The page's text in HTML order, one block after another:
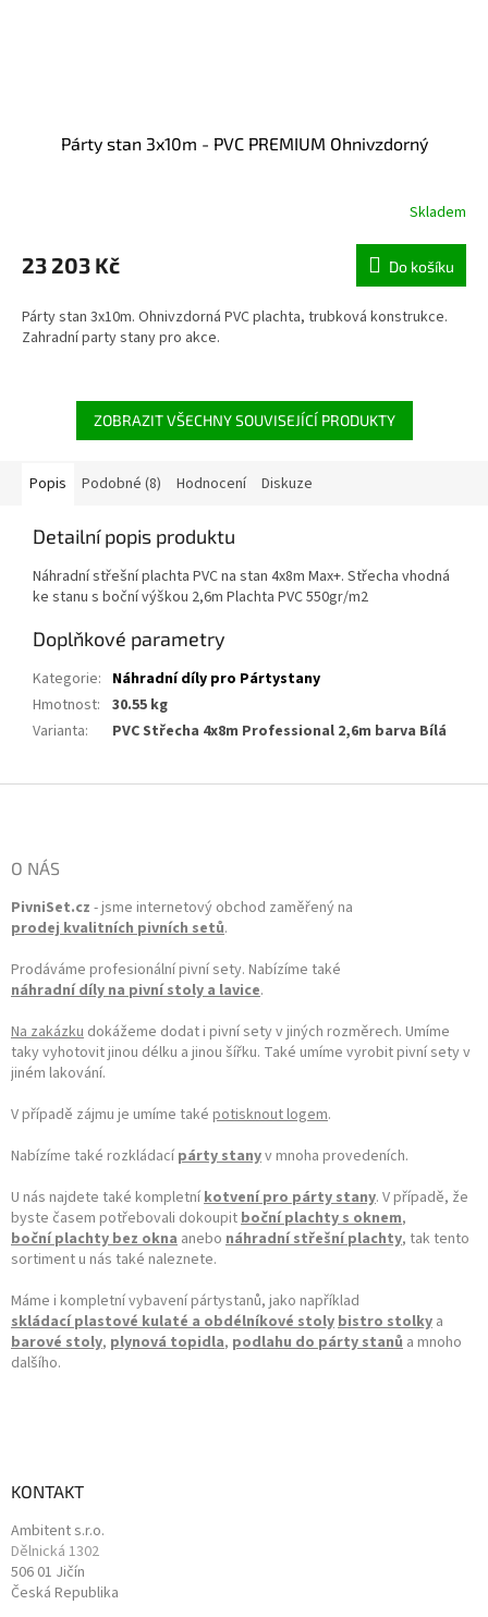
Párty stan 3x10m - PVC PREMIUM Ohnivzdorný
Skladem
23 203 Kč Do košíku
Párty stan 3x10m. Ohnivzdorná PVC plachta, trubková konstrukce.
Zahradní party stany pro akce.
ZOBRAZIT VŠECHNY SOUVISEJÍCÍ PRODUKTY
Popis Podobné (8) Hodnocení Diskuze
Detailní popis produktu
Náhradní střešní plachta PVC na stan 4x8m Max+. Střecha vhodná
ke stanu s boční výškou 2,6m Plachta PVC 550gr/m2
Doplňkové parametry
Kategorie: Náhradní díly pro Pártystany
Hmotnost: 30.55 kg
Varianta: PVC Střecha 4x8m Professional 2,6m barva Bílá
O NÁS
PivniSet.cz - jsme internetový obchod zaměřený na
prodej kvalitních pivních setů.
Prodáváme profesionální pivní sety. Nabízíme také
náhradní díly na pivní stoly a lavice.
Na zakázku dokážeme dodat i pivní sety v jiných rozměrech. Umíme
taky vyhotovit jinou délku a jinou šířku. Také umíme vyrobit pivní sety v
jiném lakování.
V případě zájmu je umíme také potisknout logem.
Nabízíme také rozkládací párty stanyv mnoha provedeních.
U nás najdete také kompletníkotvení pro párty stany. V případě, že
byste časem potřebovali dokoupitboční plachty s oknem,
boční plachty bez okna anebo náhradní střešní plachty, tak tento
sortiment u nás také naleznete.
Máme i kompletní vybavení pártystanů, jako například
skládací plastové kulaté a obdélníkové stolybistro stolky a
barové stoly, plynová topidla, podlahu do párty stanů a mnoho
dalšího.
KONTAKT
Ambitent s.r.o.
Dělnická 1302
506 01 Jičín
Česká Republika